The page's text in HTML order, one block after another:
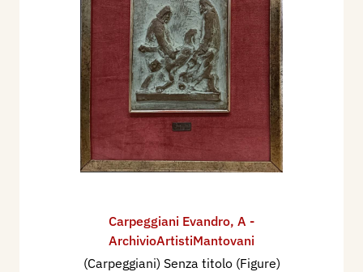
Carpeggiani Evandro, A -
ArchivioArtistiMantovani
(Carpeggiani) Senza titolo (Figure)